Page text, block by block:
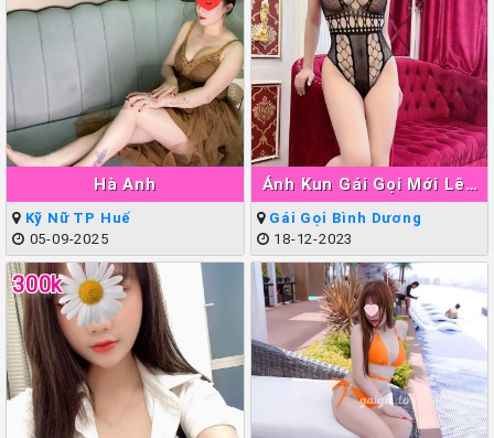
Hà Anh
Kỹ Nữ TP Huế
05-09-2025
Ánh Kun Gái Gọi Mới Lên
Sóng Thuận An
Gái Gọi Bình Dương
18-12-2023
300k